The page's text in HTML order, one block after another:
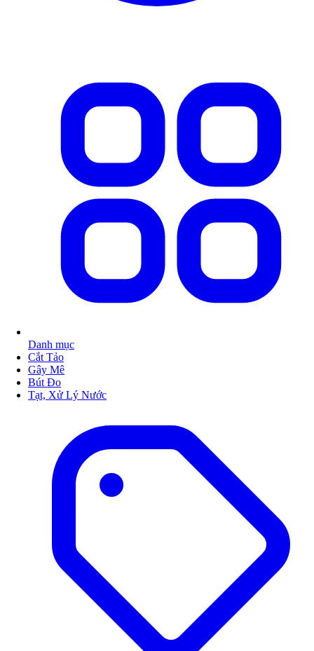
Danh mục
Cắt Tảo
Gây Mê
Bút Đo
Tạt, Xử Lý Nước